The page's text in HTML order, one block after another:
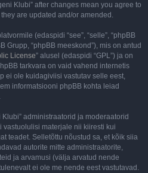
Klubi” after changes mean you agree to
are updated and/or amended.
(edaspidi “see”, “selle”, “phpBB
Grupp, “phpBB meeskond”), mis on antud
License” alusel (edaspidi “GPL”) ja on
tarkvara on vaid vahend internetis
ei ole kuidagiviisi vastutav selle eest,
informatsiooni phpBB kohta leiad
administraatorid ja moderaatorid
materjale nii kiiresti kui
teadet. Selletõttu nõustud sa, et kõik siia
autorite mitte administraatorite,
ja arvamusi (välja arvatud nende
ei ole me nende eest vastutavad.